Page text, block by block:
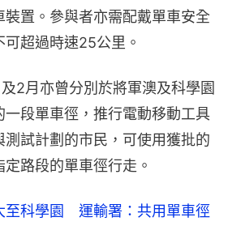
置。參與者亦需配戴單車安全
超過時速25公里。
2月亦曾分別於將軍澳及科學園
段單車徑，推行電動移動工具
試計劃的市民，可使用獲批的
路段的單車徑行走。
至科學園 運輸署：共用單車徑